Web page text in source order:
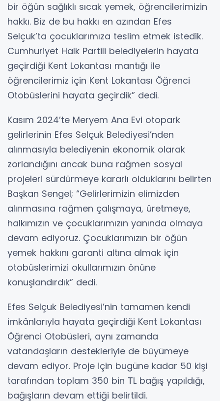
bir öğün sağlıklı sıcak yemek, öğrencilerimizin
hakkı. Biz de bu hakkı en azından Efes
Selçuk’ta çocuklarımıza teslim etmek istedik.
Cumhuriyet Halk Partili belediyelerin hayata
geçirdiği Kent Lokantası mantığı ile
öğrencilerimiz için Kent Lokantası Öğrenci
Otobüslerini hayata geçirdik” dedi.
Kasım 2024’te Meryem Ana Evi otopark
gelirlerinin Efes Selçuk Belediyesi’nden
alınmasıyla belediyenin ekonomik olarak
zorlandığını ancak buna rağmen sosyal
projeleri sürdürmeye kararlı olduklarını belirten
Başkan Sengel; “Gelirlerimizin elimizden
alınmasına rağmen çalışmaya, üretmeye,
halkımızın ve çocuklarımızın yanında olmaya
devam ediyoruz. Çocuklarımızın bir öğün
yemek hakkını garanti altına almak için
otobüslerimizi okullarımızın önüne
konuşlandırdık” dedi.
Efes Selçuk Belediyesi’nin tamamen kendi
imkânlarıyla hayata geçirdiği Kent Lokantası
Öğrenci Otobüsleri, aynı zamanda
vatandaşların destekleriyle de büyümeye
devam ediyor. Proje için bugüne kadar 50 kişi
tarafından toplam 350 bin TL bağış yapıldığı,
bağışların devam ettiği belirtildi.